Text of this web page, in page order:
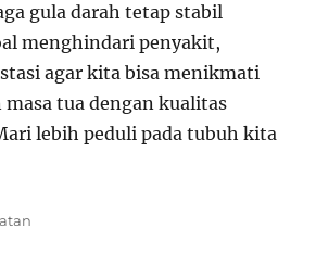
gula darah tetap stabil
menghindari penyakit,
agar kita bisa menikmati
masa tua dengan kualitas
lebih peduli pada tubuh kita